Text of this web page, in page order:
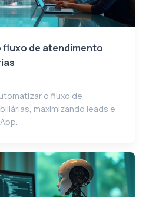
de atendimento
o fluxo de
maximizando leads e